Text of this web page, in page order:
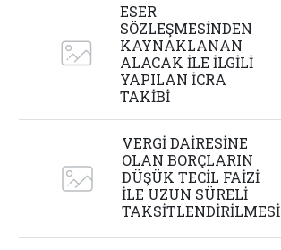
ESER
SÖZLEŞMESİNDEN
KAYNAKLANAN
ALACAK İLE İLGİLİ
YAPILAN İCRA
TAKİBİ
VERGİ DAİRESİNE
OLAN BORÇLARIN
DÜŞÜK TECİL FAİZİ
İLE UZUN SÜRELİ
TAKSİTLENDİRİLMESİ